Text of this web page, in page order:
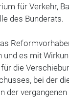
für Verkehr,
des Bunderats.
und es mit
die
bei der
der